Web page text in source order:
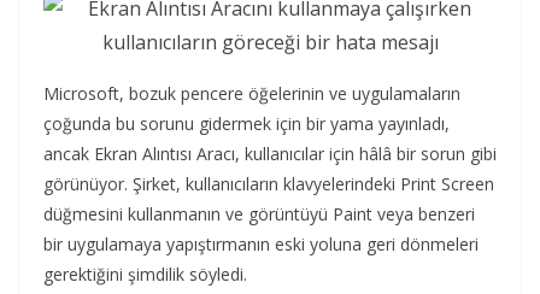
Microsoft, bozuk pencere öğelerinin ve uygulamaların
çoğunda bu sorunu gidermek için bir yama yayınladı,
ancak Ekran Alıntısı Aracı, kullanıcılar için hâlâ bir sorun gibi
görünüyor. Şirket, kullanıcıların klavyelerindeki Print Screen
düğmesini kullanmanın ve görüntüyü Paint veya benzeri
bir uygulamaya yapıştırmanın eski yoluna geri dönmeleri
gerektiğini şimdilik söyledi.